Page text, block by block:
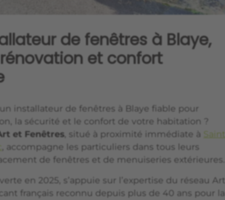
de fenêtres à Blaye,
et confort
installateur de fenêtres à Blaye fiable pour
la sécurité et le confort de votre habitation ?
et Fenêtres , situé à proximité immédiate à
Saint-
, accompagne les particuliers dans tous leurs
de fenêtres et de menuiseries extérieures.
en 2025, s’appuie sur l’expertise du réseau Art
français reconnu depuis plus de 40 ans pour la